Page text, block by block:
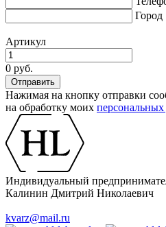
Город
Артикул
0 руб.
Нажимая на кнопку отправки
на обработку моих
Индивидуальный
Калинин Дмитрий Николаевич
kvarz@mail.ru